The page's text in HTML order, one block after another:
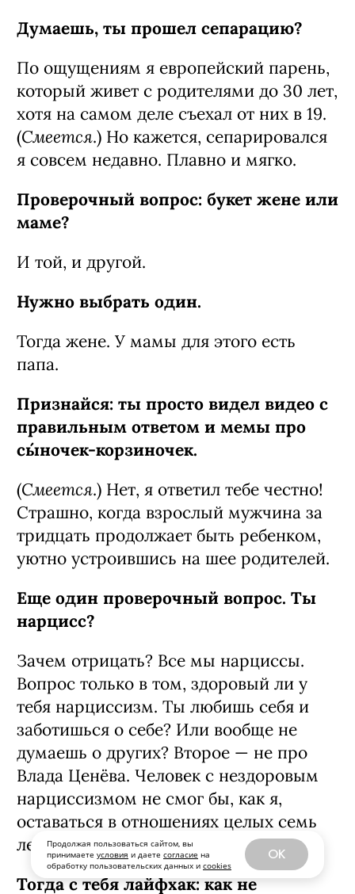
Продолжая пользоваться сайтом, вы
принимаете условия и даете согласие на
обработку пользовательских данных и cookies
OK
Думаешь, ты прошел сепарацию?
По ощущениям я европейский парень,
который живет с родителями до 30 лет,
хотя на самом деле съехал от них в 19.
(Смеется.) Но кажется, сепарировался
я совсем недавно. Плавно и мягко.
Проверочный вопрос: букет жене или
маме?
И той, и другой.
Нужно выбрать один.
Тогда жене. У мамы для этого есть
папа.
Признайся: ты просто видел видео с
правильным ответом и мемы про
сы́ночек-­корзиночек.
(Смеется.) Нет, я ответил тебе честно!
Страшно, когда взрослый мужчина за
тридцать продолжает быть ребенком,
уютно устроившись на шее родителей.
Еще один проверочный вопрос. Ты
нарцисс?
Зачем отрицать? Все мы нарциссы.
Вопрос только в том, здоровый ли у
тебя нарциссизм. Ты любишь себя и
заботишься о себе? Или вообще не
думаешь о других? Второе — не про
Влада Ценёва. Человек с нездоровым
нарциссизмом не смог бы, как я,
оставаться в отношениях целых семь
лет.
Тогда с тебя лайфхак: как не